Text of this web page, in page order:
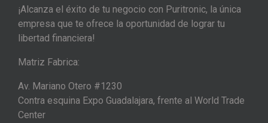
¡Alcanza el éxito de tu negocio con Puritronic, la única
empresa que te ofrece la oportunidad de lograr tu
libertad financiera!
Matriz Fabrica:
Av. Mariano Otero #1230
Contra esquina Expo Guadalajara, frente al World Trade
Center